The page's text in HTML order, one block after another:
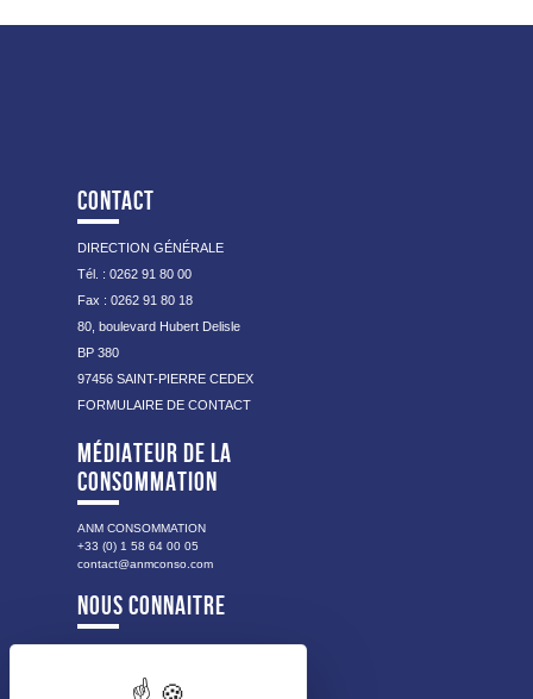
CONTACT
DIRECTION GÉNÉRALE
Tél. : 0262 91 80 00
Fax : 0262 91 80 18
80, boulevard Hubert Delisle
BP 380
97456 SAINT-PIERRE CEDEX
FORMULAIRE DE CONTACT
MÉDIATEUR DE LA
CONSOMMATION
ANM CONSOMMATION
+33 (0) 1 58 64 00 05
contact@anmconso.com
NOUS CONNAITRE
NOS VALEURS